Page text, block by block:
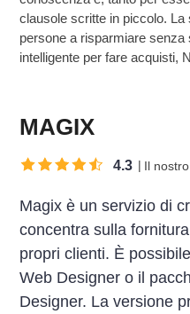
clausole scritte in piccolo.
persone a risparmiare
intelligente per fare acquisti,
MAGIX
4.3 Il
Magix è un servizio di
concentra sulla
propri clienti. È
Web Designer o il
Designer. La versione